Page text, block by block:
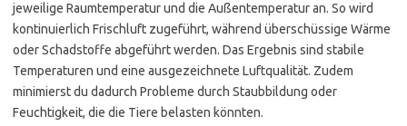
jeweilige Raumtemperatur und die Außentemperatur an. So wird
kontinuierlich Frischluft zugeführt, während überschüssige Wärme
oder Schadstoffe abgeführt werden. Das Ergebnis sind stabile
Temperaturen und eine ausgezeichnete Luftqualität. Zudem
minimierst du dadurch Probleme durch Staubbildung oder
Feuchtigkeit, die die Tiere belasten könnten.